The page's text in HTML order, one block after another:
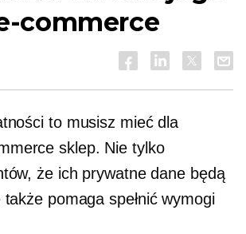
commerce
to musisz miećdla
sklep. Nie tylko
że ich prywatne dane będą
pomaga spełnić wymogi